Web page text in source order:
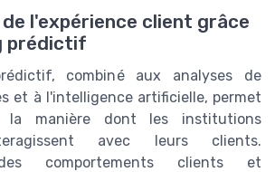
l'expérience client grâce
prédictif
combiné aux analyses de
et à l'intelligence artificielle, permet
la manière dont les institutions
avec leurs clients.
comportements clients et